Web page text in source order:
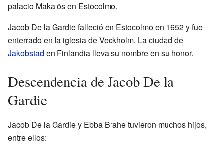
palacio Makalös en Estocolmo.
Jacob De la Gardie falleció en Estocolmo en 1652 y fue
enterrado en la iglesia de Veckholm. La ciudad de
Jakobstad en Finlandia lleva su nombre en su honor.
Descendencia de Jacob De la
Gardie
Jacob De la Gardie y Ebba Brahe tuvieron muchos hijos,
entre ellos: